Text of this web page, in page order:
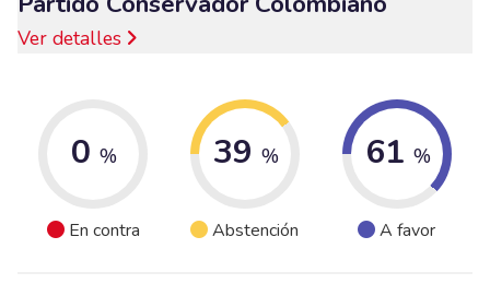
Ver detalles
0 %
En contra
39 %
Abstención
61 %
A favor